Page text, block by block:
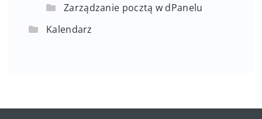
Zarządzanie pocztą w dPanelu
Kalendarz